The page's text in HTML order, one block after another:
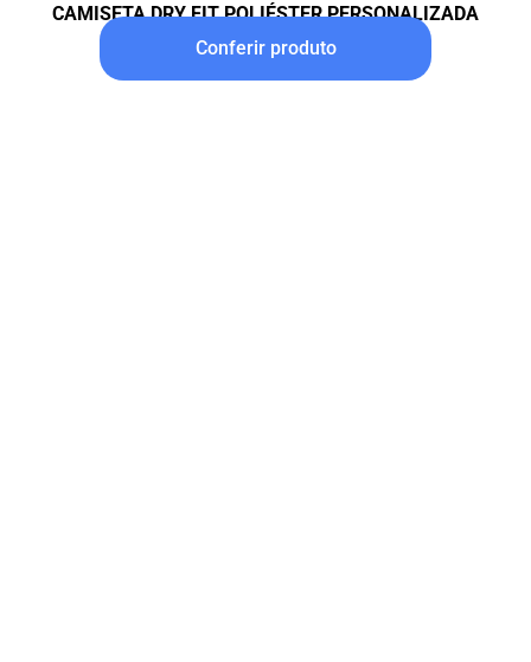
CAMISETA DRY FIT POLIÉSTER PERSONALIZADA
Conferir produto